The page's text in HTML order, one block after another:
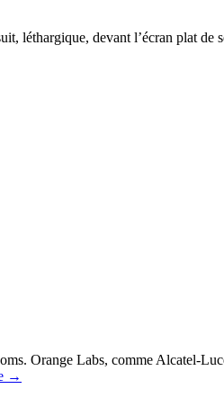
léthargique, devant l’écran plat
Orange Labs, comme Alcatel-
→